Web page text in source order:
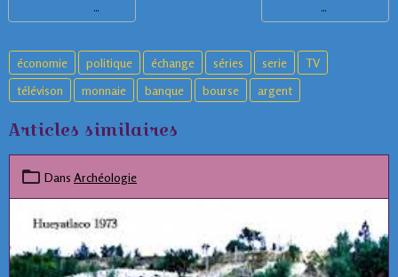
...
...
économie politique échange séries serie
TV
télévison
monnaie banque bourse argent
Articles similaires
Dans Archéologie